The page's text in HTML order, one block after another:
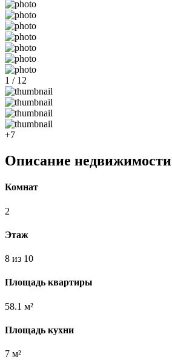
1 / 12
+7
Описание недвижимости
Комнат
2
Этаж
8 из 10
Площадь квартиры
58.1 м²
Площадь кухни
7 м²